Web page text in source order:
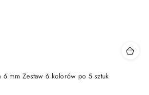
6 mm Zestaw 6 kolorów po 5 sztuk